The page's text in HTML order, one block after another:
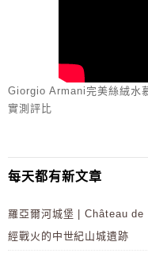
Giorgio Armani完美絲絨水
實測評比
每天都有新文章
羅亞爾河城堡 | Château
經戰火的中世紀山城遺跡